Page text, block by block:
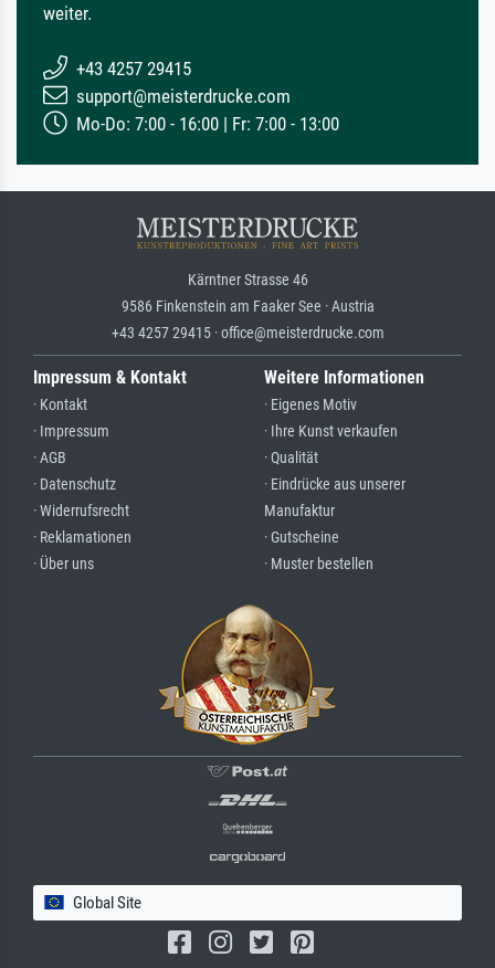
weiter.
+43 4257 29415
support@meisterdrucke.com
Mo-Do: 7:00 - 16:00 | Fr: 7:00 - 13:00
Kärntner Strasse 46
9586 Finkenstein am Faaker See · Austria
+43 4257 29415 · office@meisterdrucke.com
Impressum & Kontakt
· Kontakt
· Impressum
· AGB
· Datenschutz
· Widerrufsrecht
· Reklamationen
· Über uns
Weitere Informationen
· Eigenes Motiv
· Ihre Kunst verkaufen
· Qualität
· Eindrücke aus unserer
Manufaktur
· Gutscheine
· Muster bestellen
Global Site